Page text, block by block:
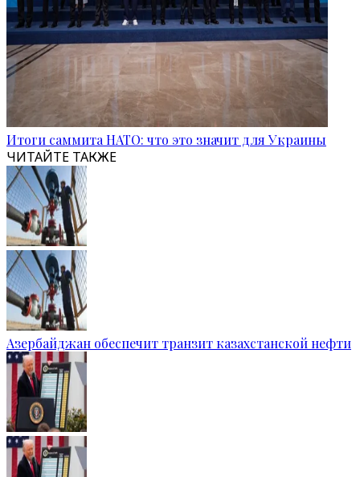
Итоги саммита НАТО: что это значит для Украины
ЧИТАЙТЕ ТАКЖЕ
Азербайджан обеспечит транзит казахстанской нефти